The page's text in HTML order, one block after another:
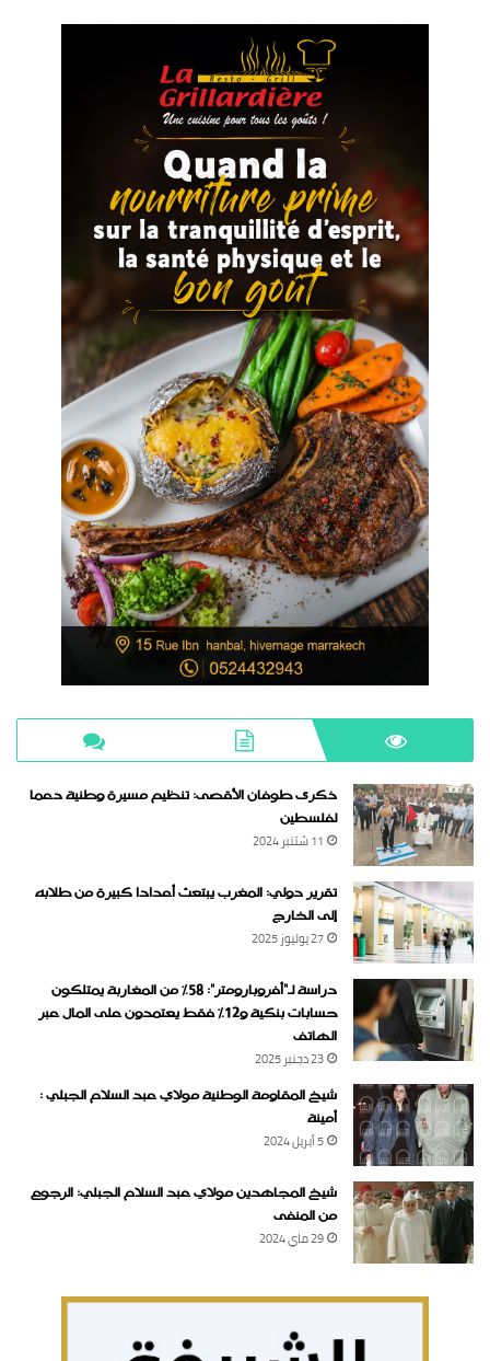
ذكرى طوفان الأقصى: تنظيم مسيرة وطنية دعما
لفلسطين
11 شتنبر 2024
تقرير دولي: المغرب يبتعث أعدادا كبيرة من طلابه
إلى الخارج
27 يوليوز 2025
دراسة لـ“أفروبارومتر”: 58٪ من المغاربة يمتلكون
حسابات بنكية و12٪ فقط يعتمدون على المال عبر
الهاتف
23 دجنبر 2025
شيخ المقاومة الوطنية مولاي عبد السلام الجبلي :
أمينة
5 أبريل 2024
شيخ المجاهدين مولاي عبد السلام الجبلي: الرجوع
من المنفى
29 ماي 2024